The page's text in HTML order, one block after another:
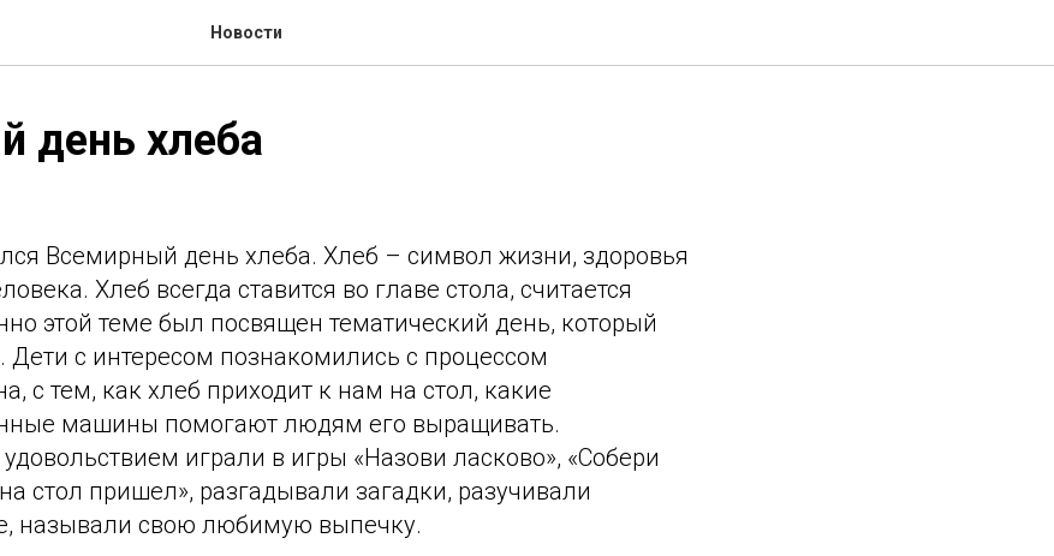
Новости
день хлеба
Всемирный день хлеба. Хлеб – символ жизни, здоровья
Хлеб всегда ставится во главе стола, считается
этой теме был посвящен тематический день, который
Дети с интересом познакомились с процессом
с тем, как хлеб приходит к нам на стол, какие
машины помогают людям его выращивать.
играли в игры «Назови ласково», «Собери
стол пришел», разгадывали загадки, разучивали
называли свою любимую выпечку.